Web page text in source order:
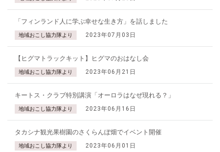
「フィンランド人に学ぶ幸せな生き方」を話しました
地域おこし協力隊より 2023年07月03日
【ヒグマトラックキット】ヒグマのおはなし会
地域おこし協力隊より 2023年06月21日
キートス・クラブ特別講演「オーロラはなぜ現れる？」
地域おこし協力隊より 2023年06月16日
タカシナ観光果樹園のさくらんぼ畑でイベント開催
地域おこし協力隊より 2023年06月01日